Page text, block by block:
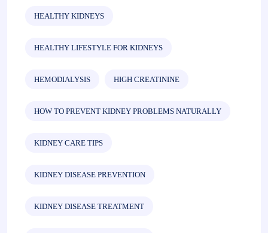
HEALTHY KIDNEYS
HEALTHY LIFESTYLE FOR KIDNEYS
HEMODIALYSIS HIGH CREATININE
HOW TO PREVENT KIDNEY PROBLEMS NATURALLY
KIDNEY CARE TIPS
KIDNEY DISEASE PREVENTION
KIDNEY DISEASE TREATMENT